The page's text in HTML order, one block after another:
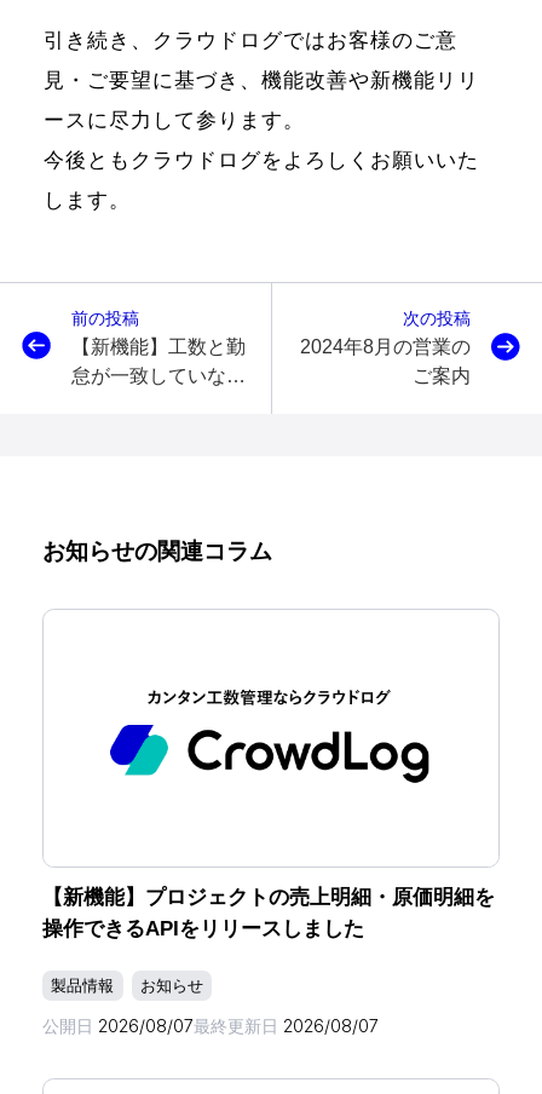
引き続き、クラウドログではお客様のご意
見・ご要望に基づき、機能改善や新機能リリ
ースに尽力して参ります。
今後ともクラウドログをよろしくお願いいた
します。
前の投稿
【新機能】工数と勤
怠が一致していない
次の投稿
2024年8月の営業の
ご案内
お知らせの関連コラム
【新機能】プロジェクトの売上明細・原価明細を
操作できるAPIをリリースしました
製品情報 お知らせ
公開日 2026/08/07最終更新日 2026/08/07